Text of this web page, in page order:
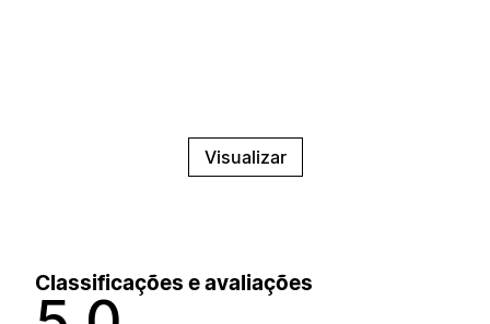
Visualizar
Classificações e avaliações